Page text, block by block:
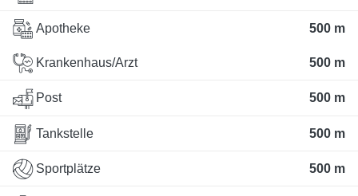
Apotheke 500 m
Krankenhaus/Arzt 500 m
Post 500 m
Tankstelle 500 m
Sportplätze 500 m